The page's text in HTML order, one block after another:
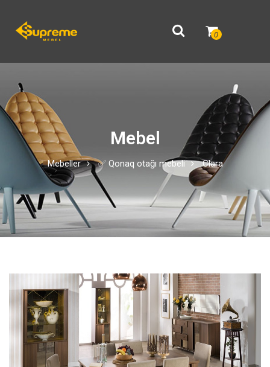
0
Mebel
Mebeller ✅ Qonaq otağı mebeli Clara